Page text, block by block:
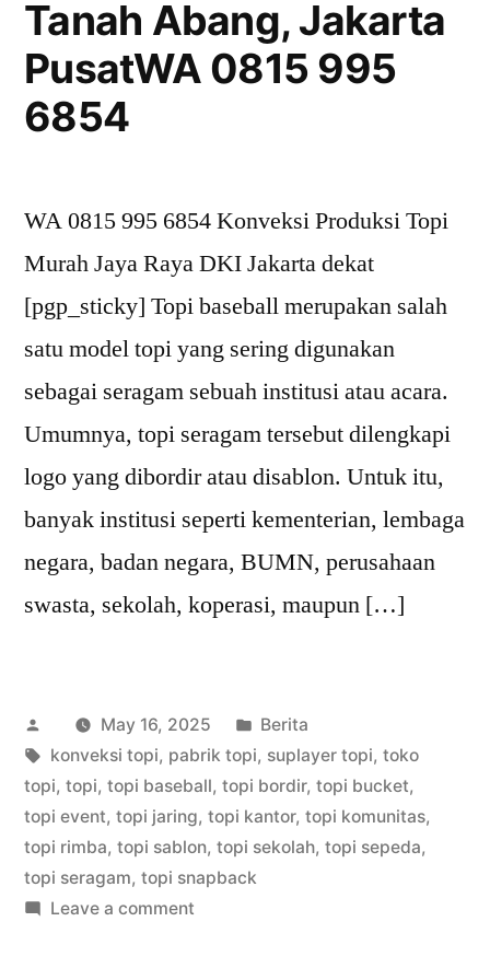
Jakarta
UtaraWA
Tanah Abang, Jakarta
PusatWA 0815 995
6854
WA 0815 995 6854 Konveksi Produksi Topi
Murah Jaya Raya DKI Jakarta dekat
[pgp_sticky] Topi baseball merupakan salah
satu model topi yang sering digunakan
sebagai seragam sebuah institusi atau acara.
Umumnya, topi seragam tersebut dilengkapi
logo yang dibordir atau disablon. Untuk itu,
banyak institusi seperti kementerian, lembaga
negara, badan negara, BUMN, perusahaan
swasta, sekolah, koperasi, maupun […]
Posted
by
May 16, 2025
Posted
in
Berita
Tags:
konveksi topi, pabrik topi, suplayer topi, toko
topi, topi, topi baseball, topi bordir, topi bucket,
topi event, topi jaring, topi kantor, topi komunitas,
topi rimba, topi sablon, topi sekolah, topi sepeda,
topi seragam, topi snapback
Leave a commenton